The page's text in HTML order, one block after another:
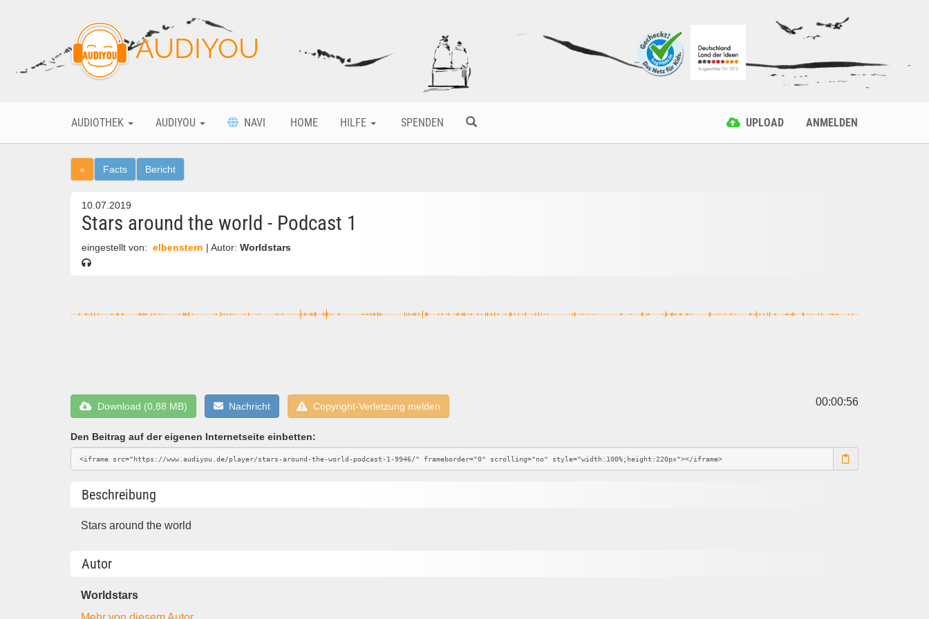
AUDIYOU
AUDIOTHEK AUDIYOU NAVI HOME HILFE SPENDEN UPLOAD ANMELDEN
« Facts Bericht
10.07.2019
Stars around the world - Podcast 1
eingestellt von: elbenstern | Autor: Worldstars
Download (0,88 MB) Nachricht Copyright-Verletzung melden 00:00:56
Den Beitrag auf der eigenen Internetseite einbetten:
Beschreibung
Stars around the world
Autor
Worldstars